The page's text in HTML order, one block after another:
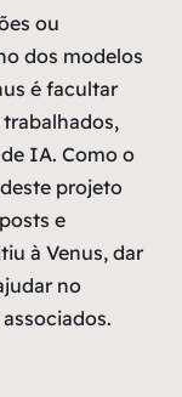
ou
dos modelos
é facultar
IA. Como o
projeto
e
à Venus, dar
no